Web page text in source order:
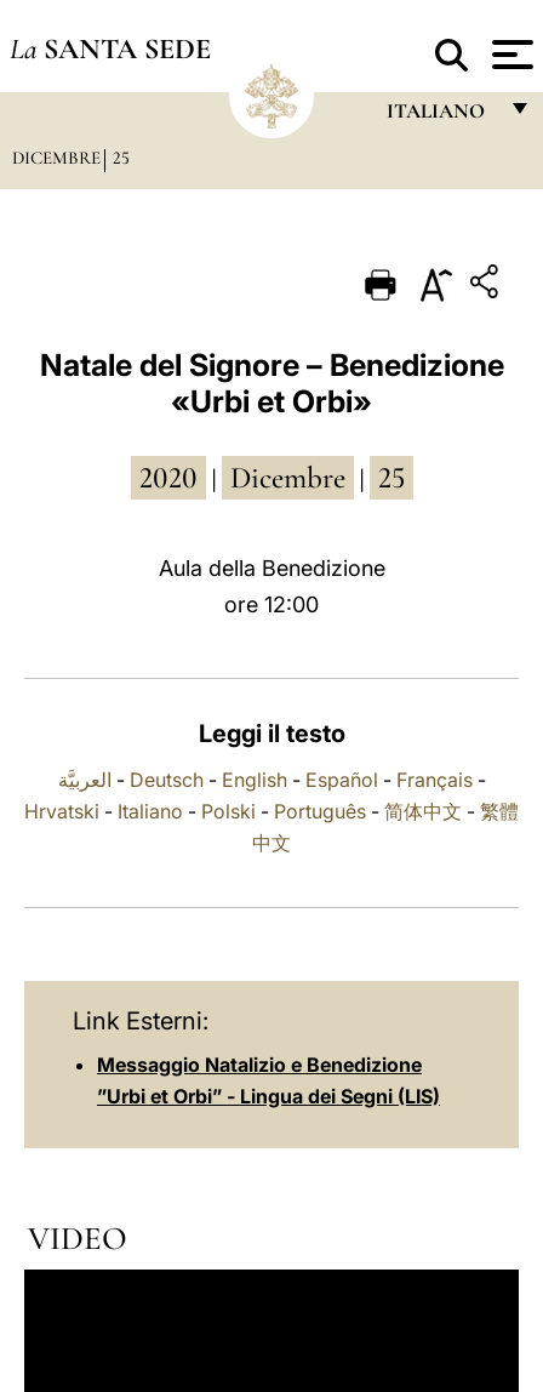
La SANTA SEDE
ITALIANO
PORTUGUÊS
ESPAÑOL
العربيّة
DICEMBRE 25
Natale del Signore – Benedizione
«Urbi et Orbi»
2020 Dicembre 25
Aula della Benedizione
ore 12:00
Leggi il testo
العربيَّة - Deutsch- English- Español - Français-
Hrvatski - Italiano - Polski - Português - 简体中文 - 繁體
中文
Link Esterni:
Messaggio Natalizio e Benedizione
”Urbi et Orbi” - Lingua dei Segni (LIS)
VIDEO